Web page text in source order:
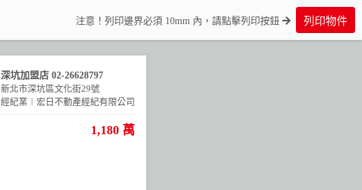
注意！列印邊界必須 10mm 內，請點擊列印按鈕 列印物件
深坑加盟店 02-26628797
新北市深坑區文化街29號
經紀業︱宏日不動產經紀有限公司
1,180 萬